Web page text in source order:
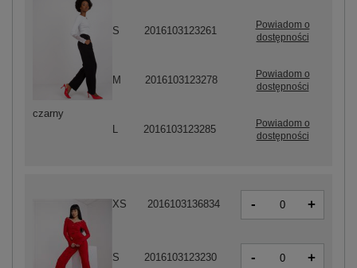
XS 2016103136834 - +
S 2016103123230 - +
czarny
S 2016103123261
Powiadom o
dostępności
M 2016103123278
Powiadom o
dostępności
2016103123285
Powiadom o
dostępności